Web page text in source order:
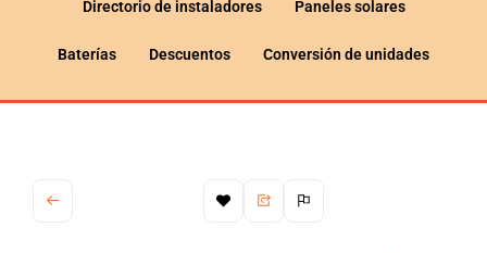
Directorio de instaladores Paneles solares
Baterías Descuentos Conversión de unidades